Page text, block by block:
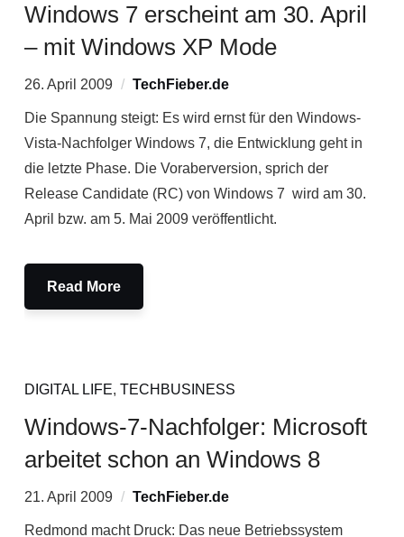
Windows 7 erscheint am 30. April
– mit Windows XP Mode
26. April 2009 TechFieber.de
Die Spannung steigt: Es wird ernst für den Windows-
Vista-Nachfolger Windows 7, die Entwicklung geht in
die letzte Phase. Die Voraberversion, sprich der
Release Candidate (RC) von Windows 7 wird am 30.
April bzw. am 5. Mai 2009 veröffentlicht.
Read More
DIGITAL LIFE, TECHBUSINESS
Windows-7-Nachfolger: Microsoft
arbeitet schon an Windows 8
21. April 2009 TechFieber.de
Redmond macht Druck: Das neue Betriebssystem